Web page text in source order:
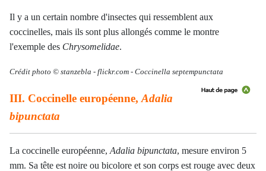
Il y a un certain nombre d'insectes qui ressemblent aux
coccinelles, mais ils sont plus allongés comme le montre
l'exemple des Chrysomelidae.
Crédit photo © stanzebla - flickr.com - Coccinella septempunctata
III. Coccinelle européenne, Adalia
bipunctata
La coccinelle européenne, Adalia bipunctata, mesure environ 5
mm. Sa tête est noire ou bicolore et son corps est rouge avec deux